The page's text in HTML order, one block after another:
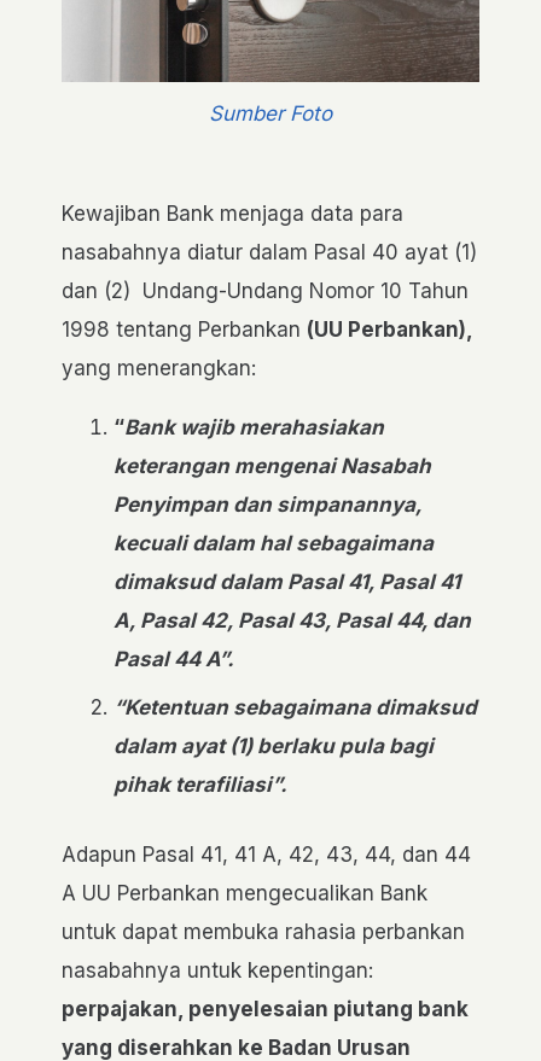
Sumber Foto
Kewajiban Bank menjaga data para
nasabahnya diatur dalam Pasal 40 ayat (1)
dan (2) Undang-Undang Nomor 10 Tahun
1998 tentang Perbankan (UU Perbankan),
yang menerangkan:
“Bank wajib merahasiakan
keterangan mengenai Nasabah
Penyimpan dan simpanannya,
kecuali dalam hal sebagaimana
dimaksud dalam Pasal 41, Pasal 41
A, Pasal 42, Pasal 43, Pasal 44, dan
Pasal 44 A”.
“Ketentuan sebagaimana dimaksud
dalam ayat (1) berlaku pula bagi
pihak terafiliasi”.
Adapun Pasal 41, 41 A, 42, 43, 44, dan 44
A UU Perbankan mengecualikan Bank
untuk dapat membuka rahasia perbankan
nasabahnya untuk kepentingan:
perpajakan, penyelesaian piutang bank
yang diserahkan ke Badan Urusan